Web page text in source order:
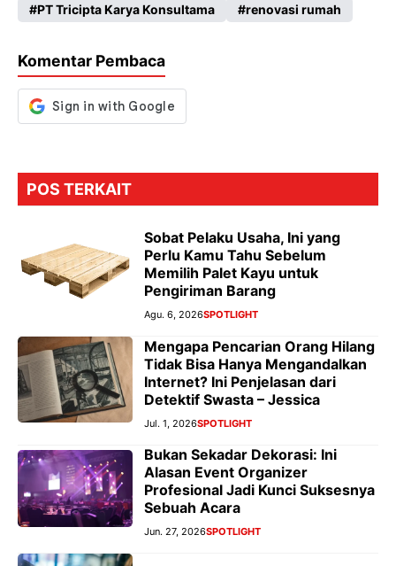
o
k
p
m
g
er
PT Tricipta Karya Konsultama renovasi rumah
Komentar Pembaca
POS TERKAIT
Sobat Pelaku Usaha, Ini yang
Perlu Kamu Tahu Sebelum
Memilih Palet Kayu untuk
Pengiriman Barang
Agu. 6, 2026SPOTLIGHT
Mengapa Pencarian Orang Hilang
Tidak Bisa Hanya Mengandalkan
Internet? Ini Penjelasan dari
Detektif Swasta – Jessica
Jul. 1, 2026SPOTLIGHT
Bukan Sekadar Dekorasi: Ini
Alasan Event Organizer
Profesional Jadi Kunci Suksesnya
Sebuah Acara
Jun. 27, 2026SPOTLIGHT